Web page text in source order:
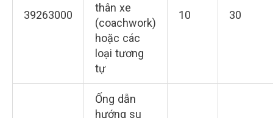
39263000
thân xe
(coachwork)
hoặc các
loại tương
tự
10 30
Ống dẫn
hướng su